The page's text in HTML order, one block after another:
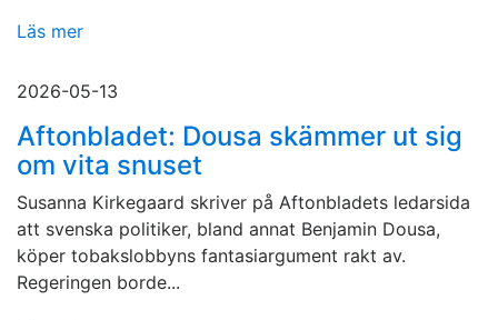
Läs mer
2026-05-13
Aftonbladet: Dousa skämmer ut sig
om vita snuset
Susanna Kirkegaard skriver på Aftonbladets ledarsida
att svenska politiker, bland annat Benjamin Dousa,
köper tobakslobbyns fantasiargument rakt av.
Regeringen borde...